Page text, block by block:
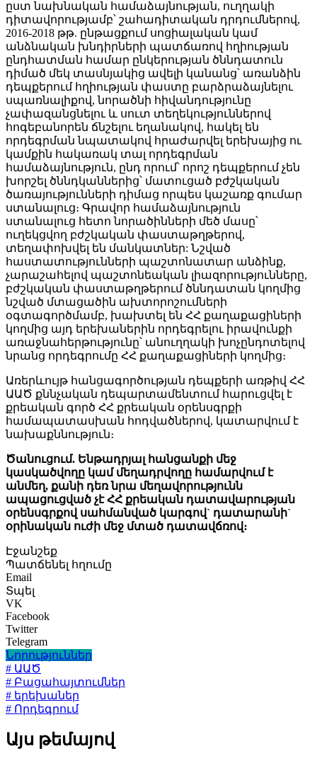
ըստ նախնական համաձայնության, ուղղակի
դիտավորությամբ՝ շահադիտական դրդումներով,
2016-2018 թթ. ընթացքում սոցիալական կամ
անձնական խնդիրների պատճառով հղիության
ընդհատման համար ընկերության ծննդատուն
դիմած մեկ տասնյակից ավելի կանանց՝ առանձին
դեպքերում հղիության փաստը բարձրաձայնելու
սպառնալիքով, նորածնի հիվանդությունը
չափազանցնելու և սուտ տեղեկություններով
հոգեբանորեն ճնշելու եղանակով, հակել են
որդեգրման նպատակով հրաժարվել երեխայից ու
կամքին հակառակ տալ որդեգրման
համաձայնություն, ընդ որում՝ որոշ դեպքերում չեն
խորշել ծննդկաններից՝ մատուցած բժշկական
ծառայությունների դիմաց որպես կաշառք գումար
ստանալուց։ Գրավոր համաձայնություն
ստանալուց հետո նորածինների մեծ մասը՝
ուղեկցվող բժշկական փաստաթղթերով,
տեղափոխվել են մանկատներ: Նշված
հաստատությունների պաշտոնատար անձինք,
չարաշահելով պաշտոնեական լիազորությունները,
բժշկական փաստաթղթերում ծննդատան կողմից
նշված մտացածին ախտորոշումների
օգտագործմամբ, խախտել են ՀՀ քաղաքացիների
կողմից այդ երեխաներին որդեգրելու իրավունքի
առաջնահերթությունը՝ անուղղակի խոչընդոտելով
նրանց որդեգրումը ՀՀ քաղաքացիների կողմից։
Առերևույթ հանցագործության դեպքերի առթիվ ՀՀ
ԱԱԾ քննչական դեպարտամենտում հարուցվել է
քրեական գործ ՀՀ քրեական օրենսգրքի
համապատասխան հոդվածներով, կատարվում է
նախաքննություն։
Ծանուցում. Ենթադրյալ հանցանքի մեջ
կասկածվողը կամ մեղադրվողը համարվում է
անմեղ, քանի դեռ նրա մեղավորությունն
ապացուցված չէ ՀՀ քրեական դատավարության
օրենսգրքով սահմանված կարգով` դատարանի`
օրինական ուժի մեջ մտած դատավճռով։
Էջանշեք
Պատճենել հղումը
Email
Տպել
VK
Facebook
Twitter
Telegram
Նորություններ
# ԱԱԾ
# Բացահայտումներ
# երեխաներ
# Որդեգրում
Այս թեմայով